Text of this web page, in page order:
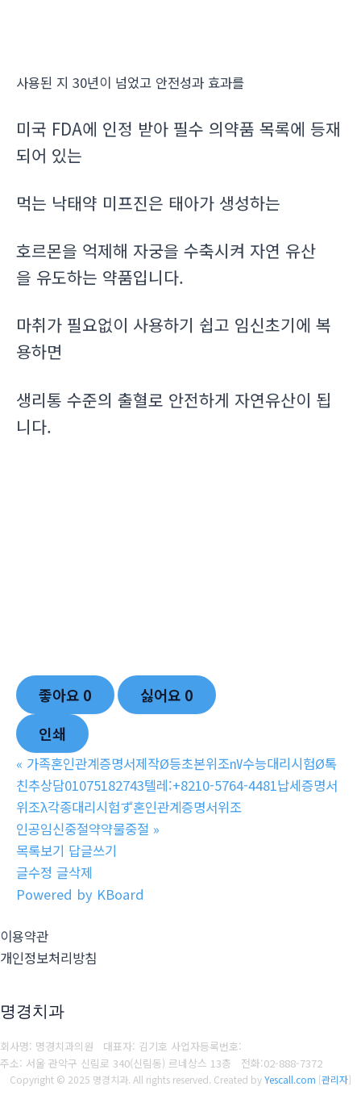
사용된 지 30년이 넘었고 안전성과 효과를
미국 FDA에 인정 받아 필수 의약품 목록에 등재
되어 있는
먹는 낙태약 미프진은 태아가 생성하는
호르몬을 억제해 자궁을 수축시켜 자연 유산
을 유도하는 약품입니다.
마취가 필요없이 사용하기 쉽고 임신초기에 복
용하면
생리통 수준의 출혈로 안전하게 자연유산이 됩
니다.
좋아요 0 싫어요 0
인쇄
« 가족혼인관계증명서제작Ø등초본위조㎵수능대리시험Ø톡
친추상담01075182743텔레:+8210-5764-4481납세증명서
위조λ각종대리시험ず혼인관계증명서위조
인공임신중절약약물중절 »
목록보기 답글쓰기
글수정 글삭제
Powered by KBoard
이용약관
개인정보처리방침
명경치과
회사명: 명경치과의원 대표자: 김기호 사업자등록번호:
주소: 서울 관악구 신림로 340(신림동) 르네상스 13층 전화:02-888-7372
Copyright © 2025 명경치과. All rights reserved. Created byYescall.com [관리자]